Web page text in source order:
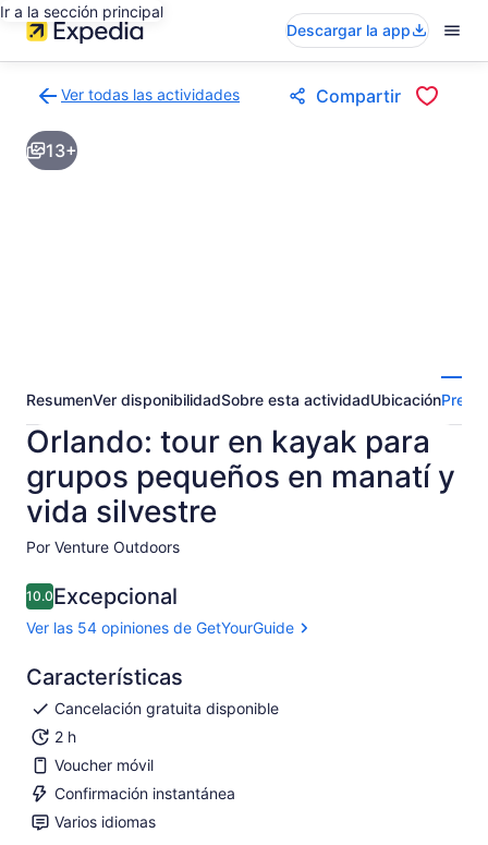
Ir a la sección principal
Descargar la app
Ver todas las actividades
a
la
página
Compartir
13+
ResumenVer disponibilidadSobre esta actividadUbicación
Orlando: tour en kayak para
grupos pequeños en manatí y
vida silvestre
Por Venture Outdoors
10.010.0 de 10
Excepcional
Ver las 54 opiniones de GetYourGuide
Características
Cancelación gratuita disponible
2 h
Voucher móvil
Confirmación instantánea
Varios idiomas